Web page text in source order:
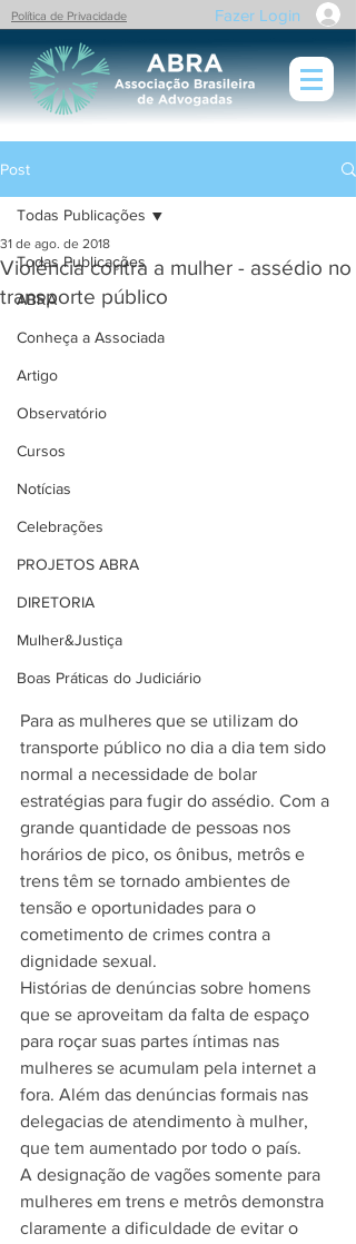
Política de Privacidade Fazer Login
Post
Todas Publicações
ABRA
Conheça a Associada
Artigo
Observatório
Cursos
Notícias
Celebrações
PROJETOS ABRA
DIRETORIA
Mulher&Justiça
Boas Práticas do Judiciário
Todas Publicações
Violência contra a mulher - assédio no
transporte público
31 de ago. de 2018
Para as mulheres que se utilizam do
transporte público no dia a dia tem sido
normal a necessidade de bolar
estratégias para fugir do assédio. Com a
grande quantidade de pessoas nos
horários de pico, os ônibus, metrôs e
trens têm se tornado ambientes de
tensão e oportunidades para o
cometimento de crimes contra a
dignidade sexual.
Histórias de denúncias sobre homens
que se aproveitam da falta de espaço
para roçar suas partes íntimas nas
mulheres se acumulam pela internet a
fora. Além das denúncias formais nas
delegacias de atendimento à mulher,
que tem aumentado por todo o país.
A designação de vagões somente para
mulheres em trens e metrôs demonstra
claramente a dificuldade de evitar o